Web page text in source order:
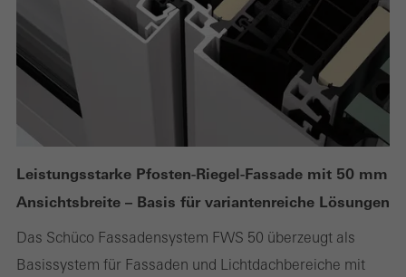
Leistungsstarke Pfosten-Riegel-Fassade mit 50 mm
Ansichtsbreite – Basis für variantenreiche Lösungen
Das Schüco Fassadensystem FWS 50 überzeugt als
Basissystem für Fassaden und Lichtdachbereiche mit